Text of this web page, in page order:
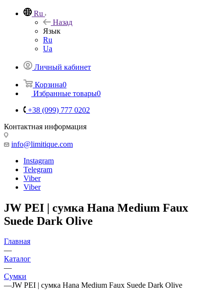
Ru
Назад
Язык
Ru
Ua
Личный кабинет
Корзина0
Избранные товары0
+38 (099) 777 0202
Контактная информация
info@limitique.com
Instagram
Telegram
Viber
Viber
JW PEI | сумка Hana Medium Faux
Suede Dark Olive
Главная
—
Каталог
—
Сумки
—JW PEI | сумка Hana Medium Faux Suede Dark Olive